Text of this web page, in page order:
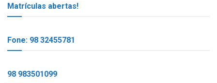
Matrículas abertas!
Fone: 98 32455781
98 983501099